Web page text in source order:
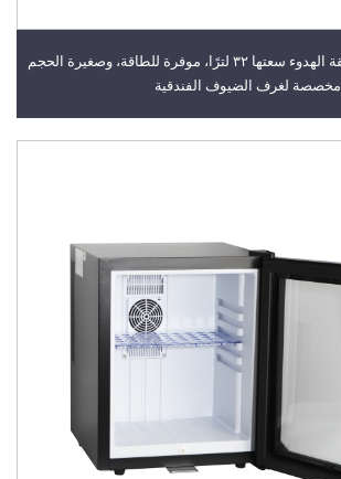
ثلاجة غرفة فندقية فائقة الهدوء سعتها ٣٢ لترًا، موفرة للطاقة، وصغيرة الحجم
مخصصة لغرف الضيوف الفندقية